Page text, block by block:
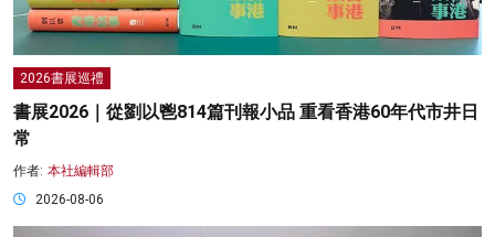
2026書展巡禮
書展2026｜從劉以鬯814篇刊報小品 重看香港60年代市井日
常
作者: 本社編輯部
2026-08-06